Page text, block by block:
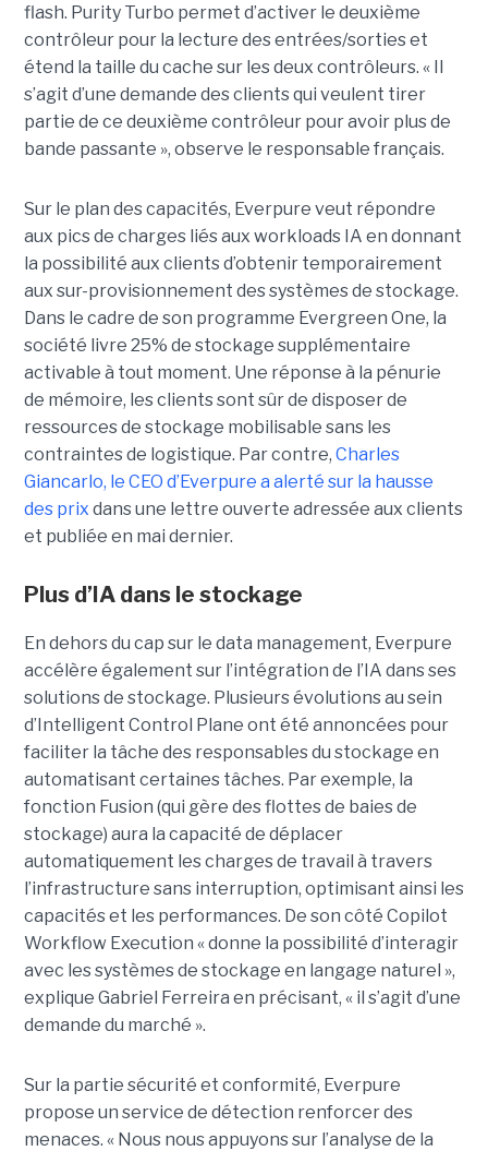
flash. Purity Turbo permet d’activer le deuxième
contrôleur pour la lecture des entrées/sorties et
étend la taille du cache sur les deux contrôleurs. « Il
s’agit d’une demande des clients qui veulent tirer
partie de ce deuxième contrôleur pour avoir plus de
bande passante », observe le responsable français.
Sur le plan des capacités, Everpure veut répondre
aux pics de charges liés aux workloads IA en donnant
la possibilité aux clients d’obtenir temporairement
aux sur-provisionnement des systèmes de stockage.
Dans le cadre de son programme Evergreen One, la
société livre 25% de stockage supplémentaire
activable à tout moment. Une réponse à la pénurie
de mémoire, les clients sont sûr de disposer de
ressources de stockage mobilisable sans les
contraintes de logistique. Par contre, Charles
Giancarlo, le CEO d’Everpure a alerté sur la hausse
des prix dans une lettre ouverte adressée aux clients
et publiée en mai dernier.
Plus d’IA dans le stockage
En dehors du cap sur le data management, Everpure
accélère également sur l’intégration de l’IA dans ses
solutions de stockage. Plusieurs évolutions au sein
d’Intelligent Control Plane ont été annoncées pour
faciliter la tâche des responsables du stockage en
automatisant certaines tâches. Par exemple, la
fonction Fusion (qui gère des flottes de baies de
stockage) aura la capacité de déplacer
automatiquement les charges de travail à travers
l’infrastructure sans interruption, optimisant ainsi les
capacités et les performances. De son côté Copilot
Workflow Execution « donne la possibilité d’interagir
avec les systèmes de stockage en langage naturel »,
explique Gabriel Ferreira en précisant, « il s’agit d’une
demande du marché ».
Sur la partie sécurité et conformité, Everpure
propose un service de détection renforcer des
menaces. « Nous nous appuyons sur l’analyse de la